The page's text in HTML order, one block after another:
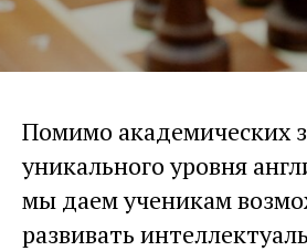
Помимо академических
уникального уровня
мы даем ученикам
развивать